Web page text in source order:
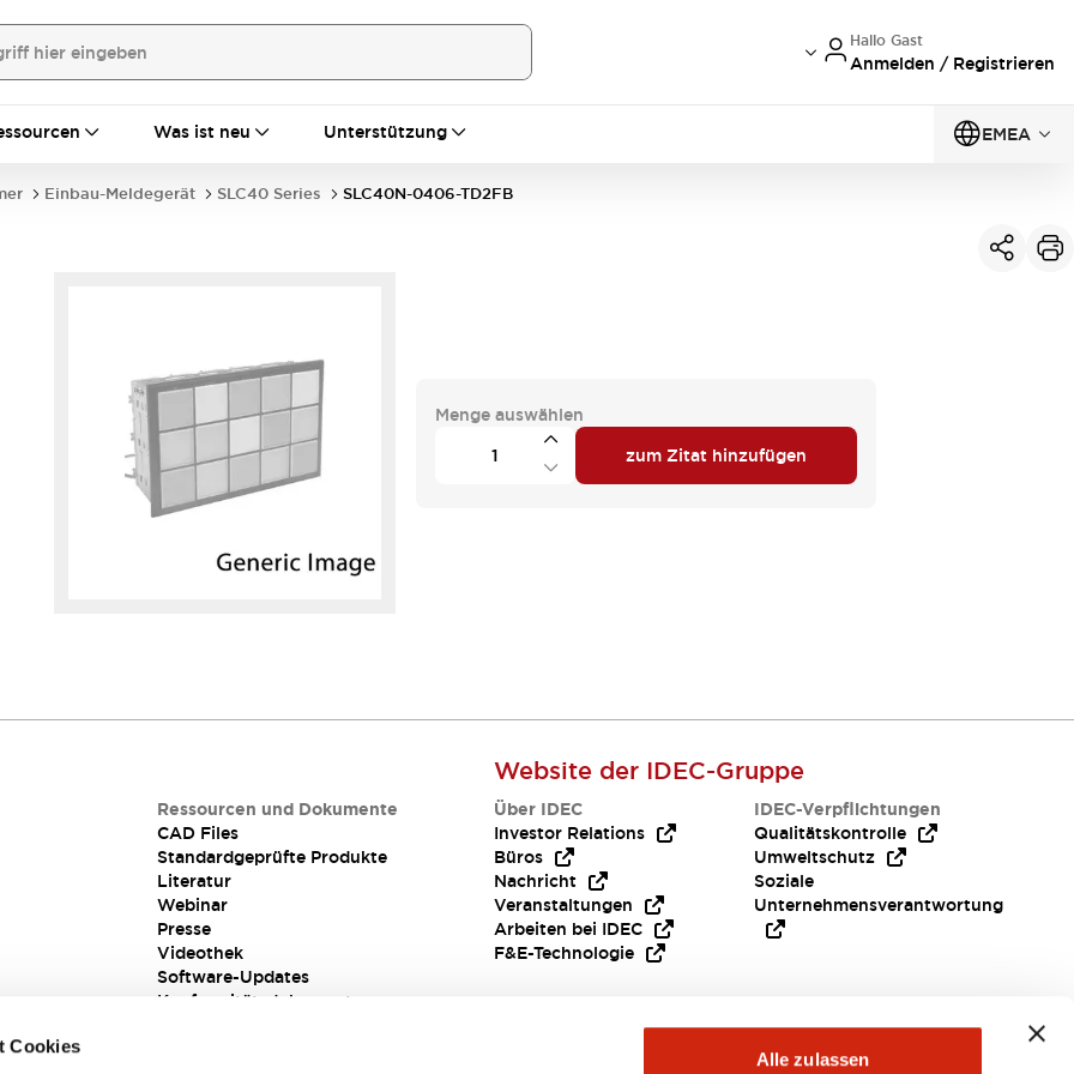
Cookies
Alle zulassen
Hallo Gast
Anmelden / Registrieren
Was ist neu Unterstützung EMEA
Einbau-Meldegerät SLC40 Series SLC40N-0406-TD2FB
Menge auswählen
zum Zitat hinzufügen
Ressourcen und Dokumente
CAD Files
Standardgeprüfte Produkte
Literatur
Webinar
Presse
Videothek
Software-Updates
Konformitätsdokumente
Website der IDEC-Gruppe
Über IDEC
Investor Relations
Büros
Nachricht
Veranstaltungen
Arbeiten bei IDEC
F&E-Technologie
IDEC-Verpflichtungen
Qualitätskontrolle
Umweltschutz
Soziale
Unternehmensverantwortung